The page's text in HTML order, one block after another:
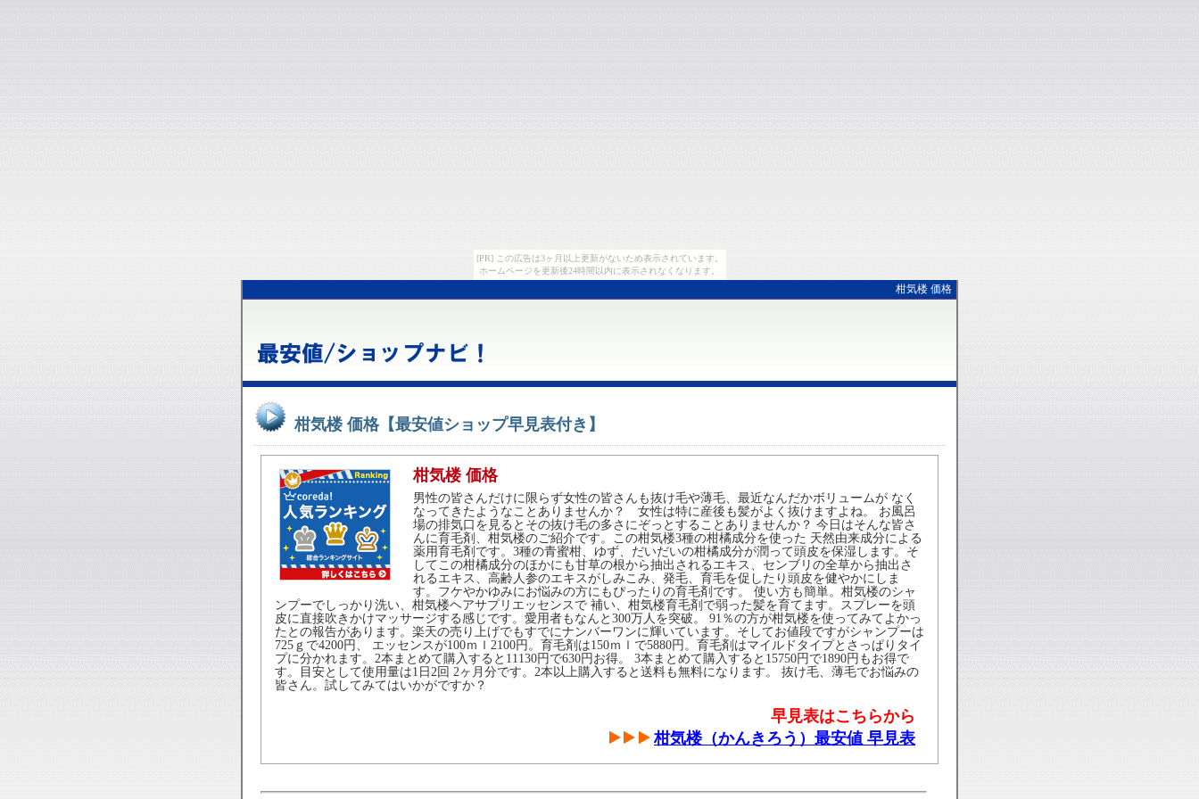
[PR] この広告は3ヶ月以上更新がないため表示されています。
ホームページを更新後24時間以内に表示されなくなります。
柑気楼 価格
柑気楼 価格【最安値ショップ早見表付き】
柑気楼 価格
男性の皆さんだけに限らず女性の皆さんも抜け毛や薄毛、最近なんだかボリュームが なく
なってきたようなことありませんか？ 女性は特に産後も髪がよく抜けますよね。 お風呂
場の排気口を見るとその抜け毛の多さにぞっとすることありませんか？ 今日はそんな皆さ
んに育毛剤、柑気楼のご紹介です。この柑気楼3種の柑橘成分を使った 天然由来成分による
薬用育毛剤です。3種の青蜜柑、ゆず、だいだいの柑橘成分が潤って頭皮を保湿します。そ
してこの柑橘成分のほかにも甘草の根から抽出されるエキス、センブリの全草から抽出さ
れるエキス、高齢人参のエキスがしみこみ、発毛、育毛を促したり頭皮を健やかにしま
す。フケやかゆみにお悩みの方にもぴったりの育毛剤です。 使い方も簡単。柑気楼のシャ
ンプーでしっかり洗い、柑気楼ヘアサプリエッセンスで 補い、柑気楼育毛剤で弱った髪を育てます。スプレーを頭
皮に直接吹きかけマッサージする感じです。愛用者もなんと300万人を突破。 91％の方が柑気楼を使ってみてよかっ
たとの報告があります。楽天の売り上げでもすでにナンバーワンに輝いています。そしてお値段ですがシャンプーは
725ｇで4200円、 エッセンスが100ｍｌ2100円。育毛剤は150ｍｌで5880円。育毛剤はマイルドタイプとさっぱりタイ
プに分かれます。2本まとめて購入すると11130円で630円お得。 3本まとめて購入すると15750円で1890円もお得で
す。目安として使用量は1日2回 2ヶ月分です。2本以上購入すると送料も無料になります。 抜け毛、薄毛でお悩みの
皆さん。試してみてはいかがですか？
早見表はこちらから
柑気楼（かんきろう）最安値 早見表